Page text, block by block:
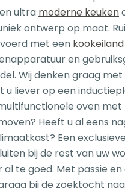
ultra moderne keuken
ontwerp op maat.
met een kookeiland
en
Wij denken graag
u liever op een
oven
Heeft u al eens
Een
bij de rest van uw
al te goed. Met passie
bij de zoektocht